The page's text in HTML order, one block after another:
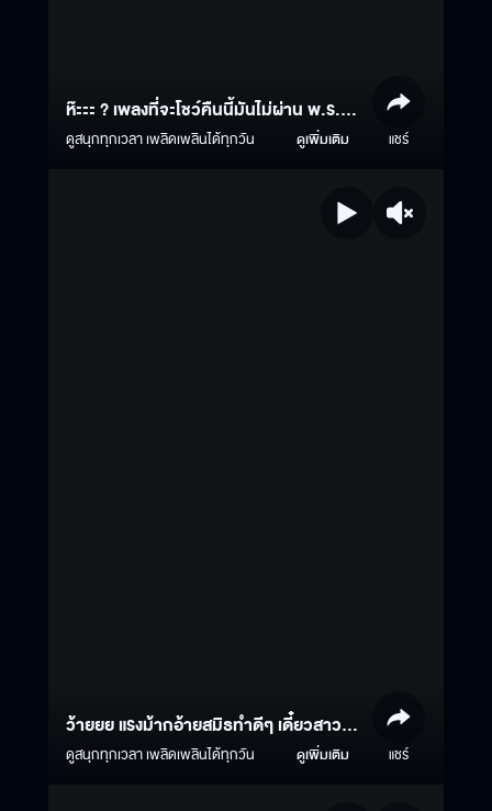
ห๊ะะะ ? เพลงที่จะโชว์คืนนี้มันไม่ผ่าน พ.ร.บ.
อ๋ออออ
ดูสนุกทุกเวลา เพลิดเพลินได้ทุกวัน ดูเพิ่มเติม แชร์
ว้ายยย แรงม้ากอ้ายสมิธทำดีๆ เดี๋ยวสาวๆ
หัวใจวายยย ?
ดูสนุกทุกเวลา เพลิดเพลินได้ทุกวัน ดูเพิ่มเติม แชร์